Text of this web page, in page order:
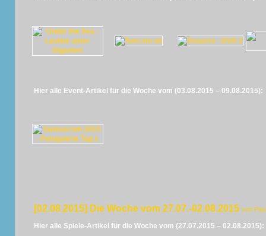
Hier alle Event-Artikel für die Woche vom (03.08.2015 – 09.08.2015):
[02.08.2015] Die Woche vom 27.07.-02.08.2015 von
Hier alle Spiele-Artikel für die Woche vom (27.07.2015 – 02.08.2015):